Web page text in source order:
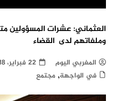
العثماني: عشرات المسؤولين
وملفاتهم لدى القضاء
المغربي اليوم
22 فبراير، 2018
في الواجهة, مجتمع